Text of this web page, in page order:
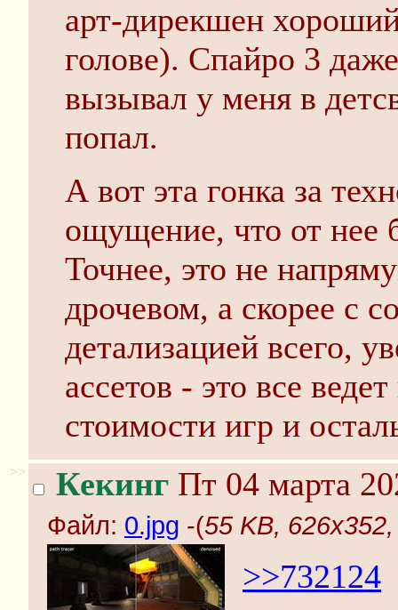
арт-дирекшен
голове). Спайро 3
вызывал у меня в
попал.
А вот эта гонка за
ощущение, что от нее
Точнее, это не
дрочевом, а скорее с
детализацией всего,
ассетов - это все
стоимости игр и
>> Кекинг Пт 04 марта
Файл: 0.jpg -(55 KB,
>>732124